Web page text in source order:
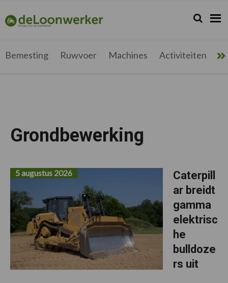
de
hoofdnavigatie
de
hoofd
de
voettekst
deloonwerker.be Zoeken...
Zoek
Bemesting Ruwvoer Machines Activiteiten
Grondbewerking
Caterpill
ar breidt
gamma
elektrisc
he
bulldoze
rs uit
5 augustus 2026